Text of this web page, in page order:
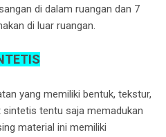
di dalam ruangan dan 7
di luar ruangan.
yang memiliki bentuk, tekstur,
tentu saja memadukan
material ini memiliki